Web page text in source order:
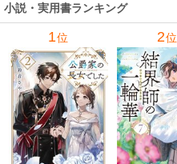
小説・実用書ランキング
1位 2位